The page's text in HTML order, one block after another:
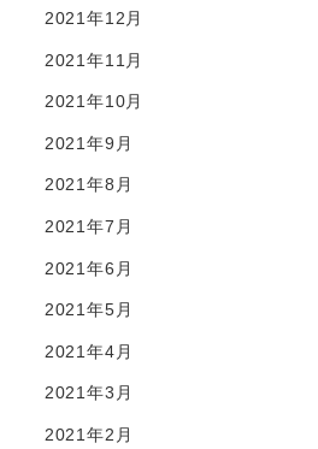
2021年12月
2021年11月
2021年10月
2021年9月
2021年8月
2021年7月
2021年6月
2021年5月
2021年4月
2021年3月
2021年2月